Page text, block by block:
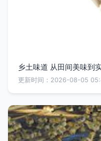
乡土味道 从田间美味到
更新时间：2026-08-05